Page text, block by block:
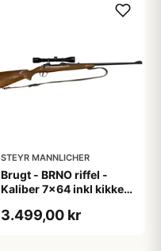
STEYR MANNLICHER
Brugt - BRNO riffel -
Kaliber 7x64 inkl kikkert
3.499,00 kr